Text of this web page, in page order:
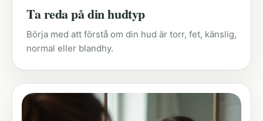
Ta reda på din hudtyp
Börja med att förstå om din hud är torr, fet, känslig,
normal eller blandhy.